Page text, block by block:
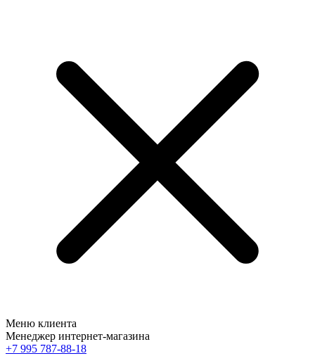
Меню клиента
Менеджер интернет-магазина
+7 995 787-88-18